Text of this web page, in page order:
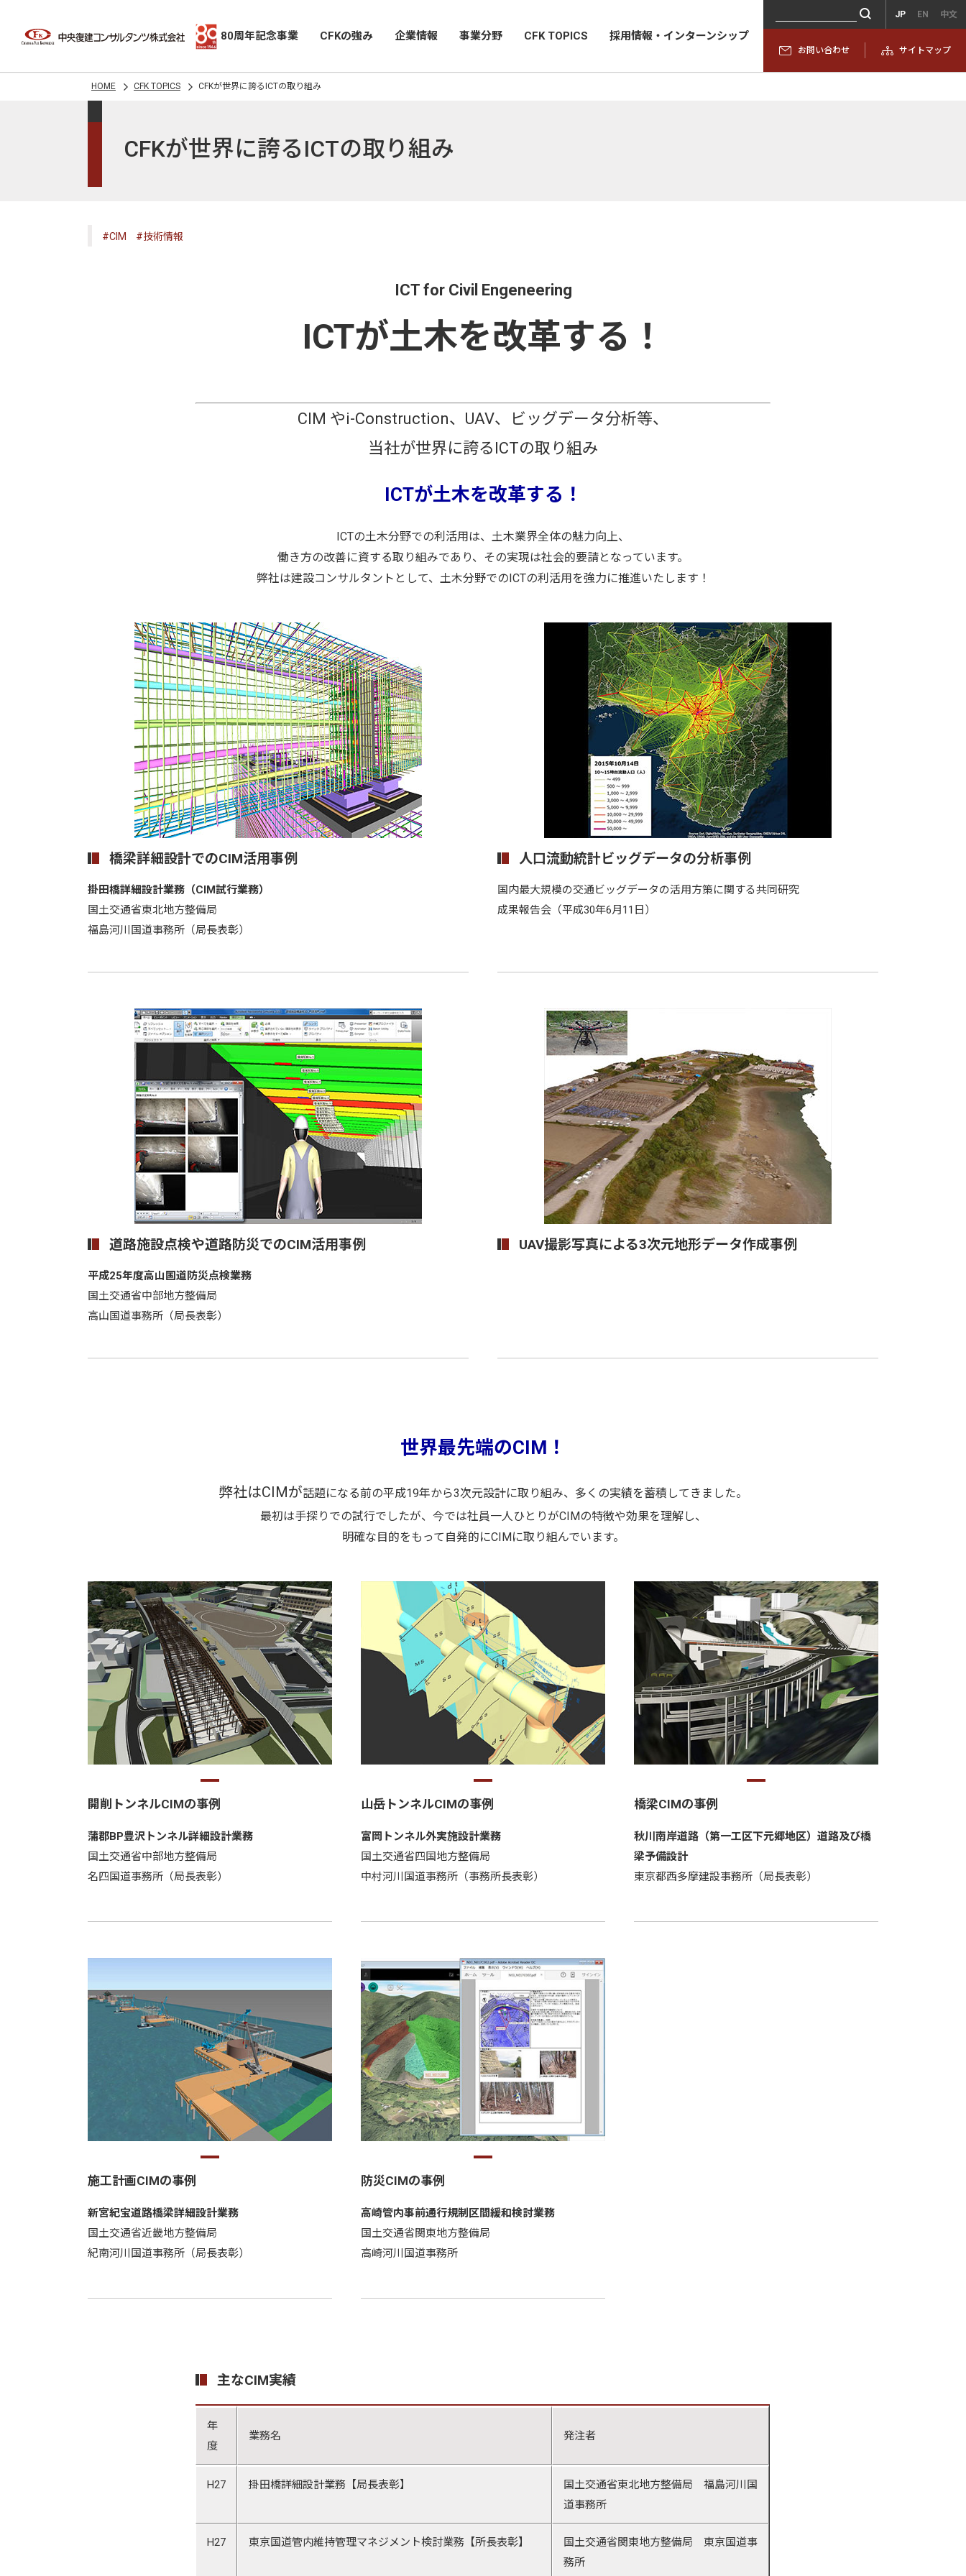
80周年記念事業 CFKの強み 企業情報 事業分野 CFK TOPICS 採用情報・インターンシップ
JP EN 中文
お問い合わせ サイトマップ
HOME CFK TOPICS CFKが世界に誇るICTの取り組み
CFKが世界に誇るICTの取り組み
#CIM #技術情報
ICT for Civil Engeneering
ICTが土木を改革する！
CIM やi-Construction、UAV、ビッグデータ分析等、
当社が世界に誇るICTの取り組み
ICTが土木を改革する！
ICTの土木分野での利活用は、土木業界全体の魅力向上、
働き方の改善に資する取り組みであり、その実現は社会的要請となっています。
弊社は建設コンサルタントとして、土木分野でのICTの利活用を強力に推進いたします！
橋梁詳細設計でのCIM活用事例
掛田橋詳細設計業務（CIM試行業務）
国土交通省東北地方整備局
福島河川国道事務所（局長表彰）
人口流動統計ビッグデータの分析事例
国内最大規模の交通ビッグデータの活用方策に関する共同研究
成果報告会（平成30年6月11日）
道路施設点検や道路防災でのCIM活用事例
平成25年度高山国道防災点検業務
国土交通省中部地方整備局
高山国道事務所（局長表彰）
UAV撮影写真による3次元地形データ作成事例
世界最先端のCIM！
弊社はCIMが話題になる前の平成19年から3次元設計に取り組み、多くの実績を蓄積してきました。
最初は手探りでの試行でしたが、今では社員一人ひとりがCIMの特徴や効果を理解し、
明確な目的をもって自発的にCIMに取り組んでいます。
開削トンネルCIMの事例
蒲郡BP豊沢トンネル詳細設計業務
国土交通省中部地方整備局
名四国道事務所（局長表彰）
山岳トンネルCIMの事例
富岡トンネル外実施設計業務
国土交通省四国地方整備局
中村河川国道事務所（事務所長表彰）
橋梁CIMの事例
秋川南岸道路（第一工区下元郷地区）道路及び橋
梁予備設計
東京都西多摩建設事務所（局長表彰）
施工計画CIMの事例
新宮紀宝道路橋梁詳細設計業務
国土交通省近畿地方整備局
紀南河川国道事務所（局長表彰）
防災CIMの事例
高崎管内事前通行規制区間緩和検討業務
国土交通省関東地方整備局
高崎河川国道事務所
主なCIM実績
年
度
業務名 発注者
H27 掛田橋詳細設計業務【局長表彰】
国土交通省東北地方整備局 福島河川国
道事務所
H27 東京国道管内維持管理マネジメント検討業務【所長表彰】
国土交通省関東地方整備局 東京国道事
務所